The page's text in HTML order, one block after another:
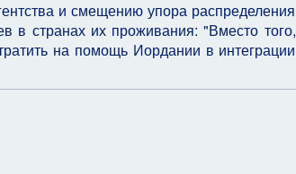
и смещению упора распределения
в странах их проживания: "Вместо того,
на помощь Иордании в интеграции